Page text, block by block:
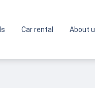
Car rental About